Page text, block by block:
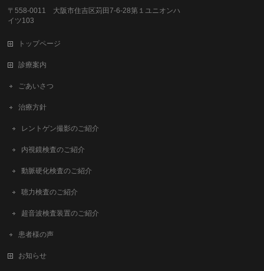
〒558-0011 大阪市住吉区苅田7-6-28第１ユニオンハ
イツ103
トップページ
診療案内
ごあいさつ
治療方針
レントゲン撮影のご紹介
内視鏡検査のご紹介
動脈硬化検査のご紹介
聴力検査のご紹介
超音波検査装置のご紹介
患者様の声
お知らせ